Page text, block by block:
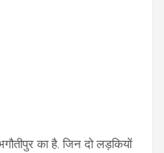
का है. जिन दो लड़कियों